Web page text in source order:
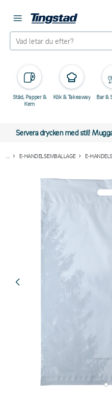
Städ, Papper &
Kem
Kök & Takeaway Bar &
Servera drycken med stil!
E-HANDELSEMBALLAGE E-